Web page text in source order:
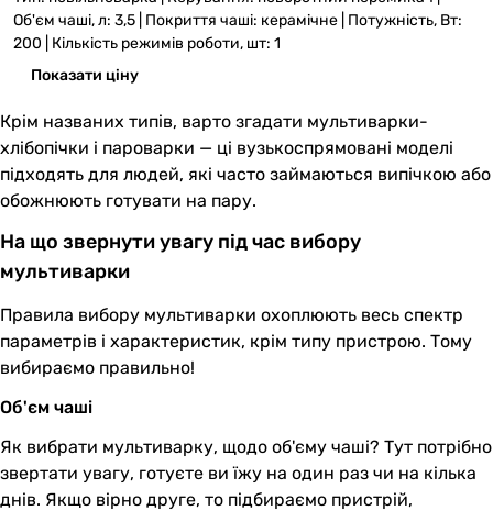
Об'єм чаші, л: 3,5 | Покриття чаші: керамічне | Потужність, Вт:
200 | Кількість режимів роботи, шт: 1
Показати ціну
Крім названих типів, варто згадати мультиварки-
хлібопічки і пароварки — ці вузькоспрямовані моделі
підходять для людей, які часто займаються випічкою або
обожнюють готувати на пару.
На що звернути увагу під час вибору
мультиварки
Правила вибору мультиварки охоплюють весь спектр
параметрів і характеристик, крім типу пристрою. Тому
вибираємо правильно!
Об'єм чаші
Як вибрати мультиварку, щодо об'єму чаші? Тут потрібно
звертати увагу, готуєте ви їжу на один раз чи на кілька
днів. Якщо вірно друге, то підбираємо пристрій,